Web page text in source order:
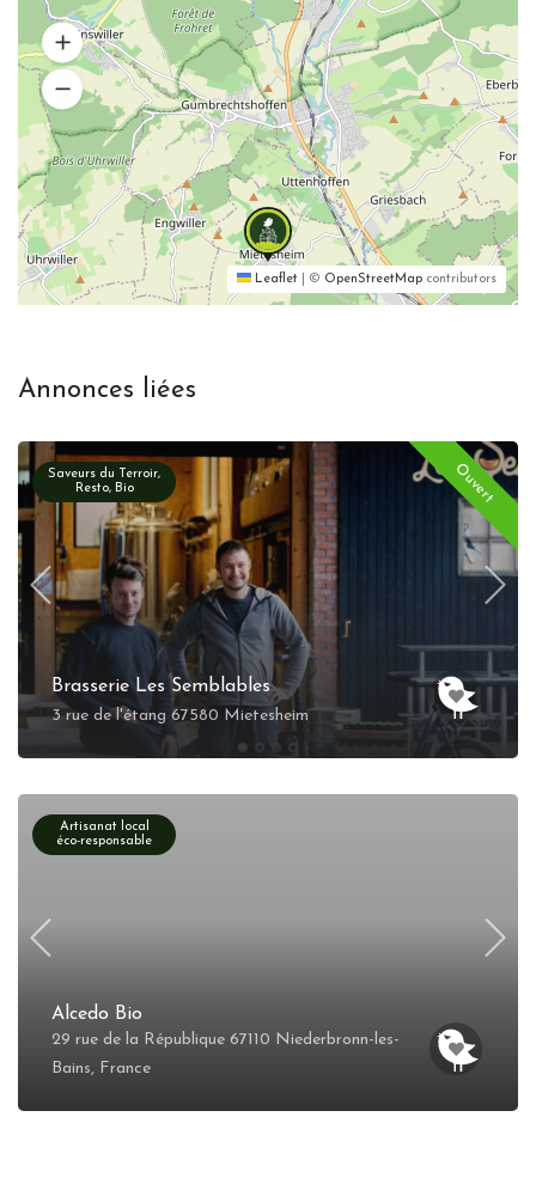
Leaflet © OpenStreetMap contributors
Annonces liées
Ouvert
Saveurs du Terroir,
Resto, Bio
Brasserie Les Semblables
3 rue de l'étang 67580 Mietesheim
Artisanat local
éco-responsable
Alcedo Bio
29 rue de la République 67110 Niederbronn-les-
Bains, France